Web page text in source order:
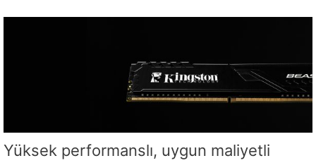
Yüksek performanslı, uygun maliyetli